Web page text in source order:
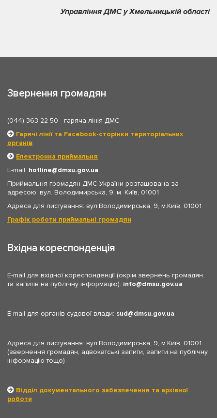
Управління ДМС у Хмельницькій області
Звернення громадян
(044) 363-22-50 - гаряча лінія ДМС
Гарячі лінії та Facebook-сторінки територіальних
органів
Електронна приймальня
E-mail: hotline
dmsu.gov.ua
Приймальня громадян ДМС України розташована за
адресою: вул. Володимирська, 9, м. Київ, 01001
Адреса для листування: вул.Володимирська, 9, м.Київ, 01001
Графік роботи приймальні громадян
Вхідна кореспонденція
E-mail для вхідної кореспонденції (окрім звернень громадян
та запитів на публічну інформацію): info dmsu.gov.ua
E-mail для органів судової влади: sud dmsu.gov.ua
Адреса для листування: вул.Володимирська, 9, м.Київ, 01001
(звернення громадян, адвокатські запити, запити на публічну
інформацію тощо)
Відділ документального забезпечення та архівної
роботи